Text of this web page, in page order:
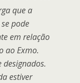
que a
pode
em relação
ao Exmo.
designados.
estiver